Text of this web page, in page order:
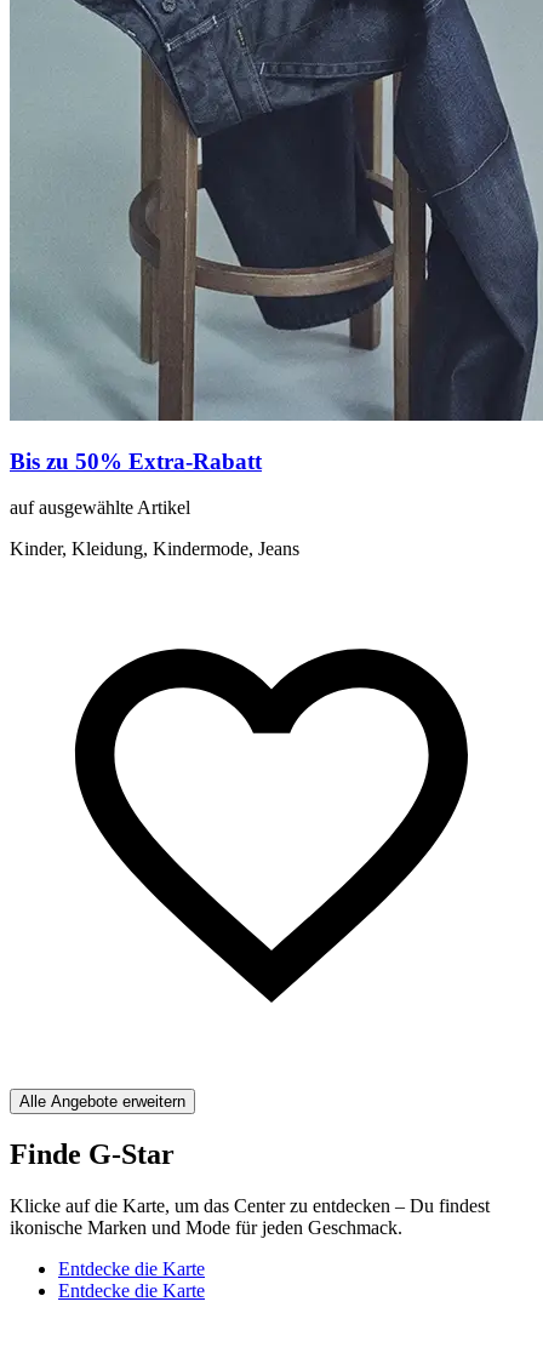
Bis zu 50% Extra-Rabatt
auf ausgewählte Artikel
Kinder, Kleidung, Kindermode, Jeans
Alle Angebote erweitern
Finde G-Star
Klicke auf die Karte, um das Center zu entdecken – Du findest
ikonische Marken und Mode für jeden Geschmack.
Entdecke die Karte
Entdecke die Karte